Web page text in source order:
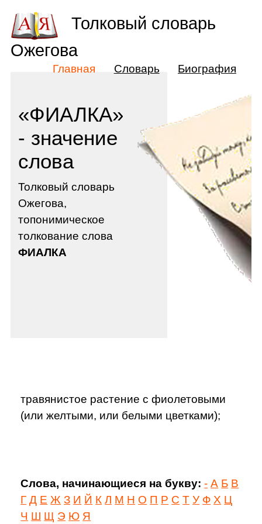
«ФИАЛКА»
- значение
слова
Толковый словарь
Ожегова,
топонимическое
толкование слова
ФИАЛКА
травянистое растение с фиолетовыми
(или желтыми, или белыми цветками);
Слова, начинающиеся на букву: - А Б В
Г Д Е Ж З И Й К Л М Н О П Р С Т У Ф Х Ц
Ч Ш Щ Э Ю Я
Толковый словарь
Ожегова
Главная Словарь Биография